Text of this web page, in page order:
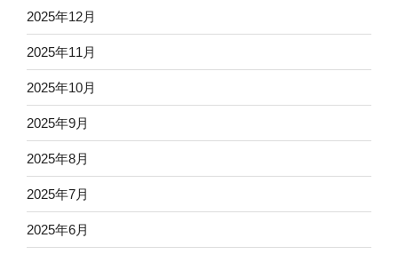
2025年12月
2025年11月
2025年10月
2025年9月
2025年8月
2025年7月
2025年6月